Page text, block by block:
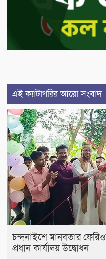
এই ক্যাটাগরির আরো সংবাদ
চন্দনাইশে মানবতার
প্রধান কার্যালয় উদ্বোধন